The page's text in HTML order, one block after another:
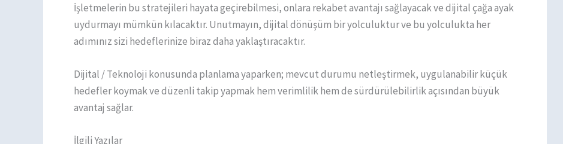
İşletmelerin bu stratejileri hayata geçirebilmesi, onlara rekabet avantajı sağlayacak ve dijital çağa ayak
uydurmayı mümkün kılacaktır. Unutmayın, dijital dönüşüm bir yolculuktur ve bu yolculukta her
adımınız sizi hedeflerinize biraz daha yaklaştıracaktır.
Dijital / Teknoloji konusunda planlama yaparken; mevcut durumu netleştirmek, uygulanabilir küçük
hedefler koymak ve düzenli takip yapmak hem verimlilik hem de sürdürülebilirlik açısından büyük
avantaj sağlar.
İlgili Yazılar